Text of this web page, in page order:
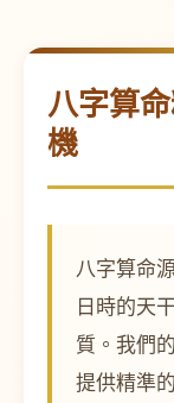
八字算
機
八字算命
日時的天
質。我們
提供精準